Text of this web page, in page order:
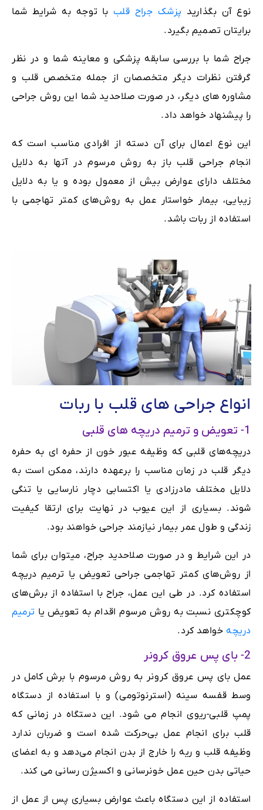
نوع آن بگذارید پزشک جراح قلب با توجه به شرایط شما
برایتان تصمیم بگیرد.
جراح شما با بررسی سابقه پزشکی و معاینه شما و در نظر
گرفتن نظرات دیگر متخصصان از جمله متخصص قلب و
مشاوره‌ های دیگر، در صورت صلاحدید شما این روش جراحی
را پیشنهاد خواهد داد.
این نوع اعمال برای آن دسته از افرادی مناسب است که
انجام جراحی قلب باز به روش مرسوم در آنها به دلایل
مختلف دارای عوارض بیش از معمول بوده و یا به دلایل
زیبایی، بیمار خواستار عمل به روش‌های کمتر تهاجمی با
استفاده از ربات باشد.
انواع جراحی های قلب با ربات
1- تعویض و ترمیم دریچه های قلبی
دریچه‌های قلبی که وظیفه عبور خون از حفره ای به حفره
دیگر قلب در زمان مناسب را برعهده دارند، ممکن است به
دلایل مختلف مادرزادی یا اکتسابی دچار نارسایی یا تنگی
شوند. بسیاری از این عیوب در نهایت برای ارتقا کیفیت
زندگی و طول عمر بیمار نیازمند جراحی خواهند بود.
در این شرایط و در صورت صلاحدید جراح، میتوان برای شما
از روش‌های کمتر تهاجمی جراحی تعویض یا ترمیم دریچه
استفاده کرد. در طی این عمل، جراح با استفاده از برش‌های
کوچکتری نسبت به روش مرسوم اقدام به تعویض یا ترمیم
دریچه خواهد کرد.
2- بای پس عروق کرونر
عمل بای پس عروق کرونر به روش مرسوم با برش کامل در
وسط قفسه سینه (استرنوتومی) و با استفاده از دستگاه
پمپ قلبی-ریوی انجام می شود. این دستگاه در زمانی که
قلب برای انجام عمل بی‌حرکت شده است و ضربان ندارد
وظیفه قلب و ریه را خارج از بدن انجام می‌دهد و به اعضای
حیاتی بدن حین عمل خونرسانی و اکسیژن رسانی می کند.
استفاده از این دستگاه باعث عوارض بسیاری پس از عمل از